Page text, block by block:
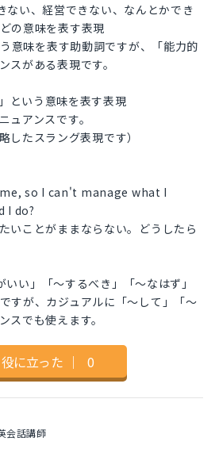
い、経営できない、なんとかでき
の意味を表す表現
意味を表す助動詞ですが、「能力的
スがある表現です。
という意味を表す表現
ュアンスです。
たスラング表現です）
so I can't manage what I
I do?
いことがままならない。どうしたら
い」「〜するべき」「〜なはず」
すが、カジュアルに「〜して」「〜
スでも使えます。
役に立った ｜ 0
会話講師